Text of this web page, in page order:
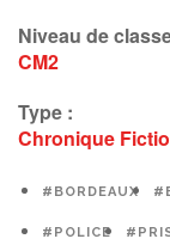
Niveau de
CM2
Type :
Chronique
#BORDEAUX
#POLICE